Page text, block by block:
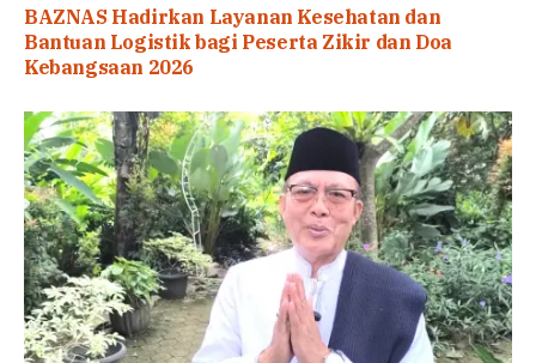
BAZNAS Hadirkan Layanan Kesehatan dan
Bantuan Logistik bagi Peserta Zikir dan Doa
Kebangsaan 2026